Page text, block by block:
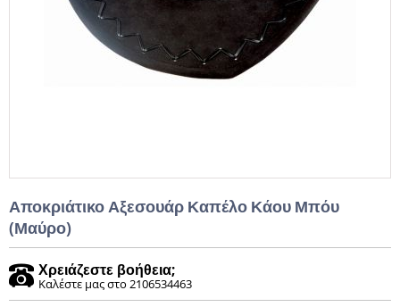
Αποκριάτικο Αξεσουάρ Καπέλο Κάου Μπόυ
(Μαύρο)
Χρειάζεστε βοήθεια;
Καλέστε μας στο 2106534463